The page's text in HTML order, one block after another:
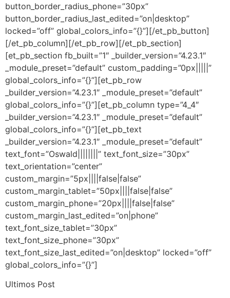
button_border_radius_phone=”30px”
button_border_radius_last_edited=”on|desktop”
locked=”off” global_colors_info=”{}”][/et_pb_button]
[/et_pb_column][/et_pb_row][/et_pb_section]
[et_pb_section fb_built=”1″ _builder_version=”4.23.1″
_module_preset=”default” custom_padding=”0px|||||”
global_colors_info=”{}”][et_pb_row
_builder_version=”4.23.1″ _module_preset=”default”
global_colors_info=”{}”][et_pb_column type=”4_4″
_builder_version=”4.23.1″ _module_preset=”default”
global_colors_info=”{}”][et_pb_text
_builder_version=”4.23.1″ _module_preset=”default”
text_font=”Oswald||||||||” text_font_size=”30px”
text_orientation=”center”
custom_margin=”5px||||false|false”
custom_margin_tablet=”50px||||false|false”
custom_margin_phone=”20px||||false|false”
custom_margin_last_edited=”on|phone”
text_font_size_tablet=”30px”
text_font_size_phone=”30px”
text_font_size_last_edited=”on|desktop” locked=”off”
global_colors_info=”{}”]
Ultimos Post